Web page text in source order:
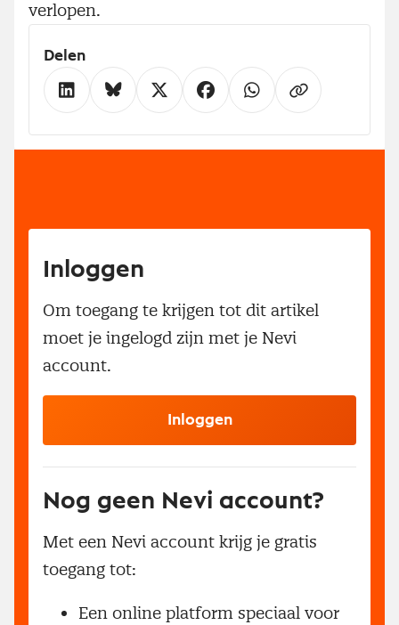
verlopen.
Delen
Inloggen
Om toegang te krijgen tot dit artikel
moet je ingelogd zijn met je Nevi
account.
Inloggen
Nog geen Nevi account?
Met een Nevi account krijg je gratis
toegang tot:
Een online platform speciaal voor